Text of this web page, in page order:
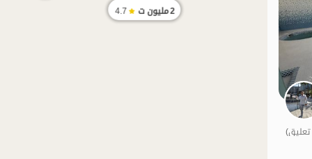
2مليون ت 4.7